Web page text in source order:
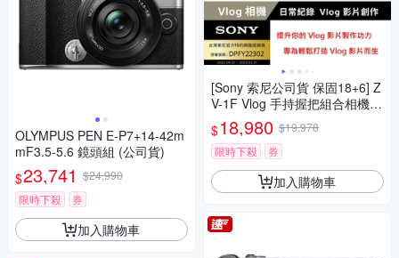
OLYMPUS PEN E-P7+14-42m
mF3.5-5.6 鏡頭組 (公司貨)
$23,741 $24,990
限時下殺
券
加入購物車
[Sony 索尼公司貨 保固18+6] Z
V-1F Vlog 手持握把組合相機
(網紅新手/生活隨拍)
$18,980 $19,978
限時下殺
券
加入購物車